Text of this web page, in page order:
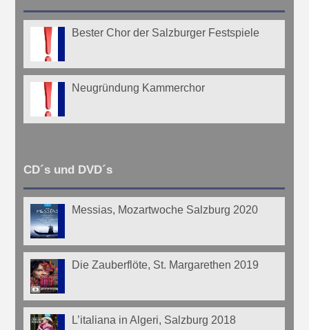
Bester Chor der Salzburger Festspiele
Neugründung Kammerchor
CD´s und DVD´s
Messias, Mozartwoche Salzburg 2020
Die Zauberflöte, St. Margarethen 2019
L’italiana in Algeri, Salzburg 2018